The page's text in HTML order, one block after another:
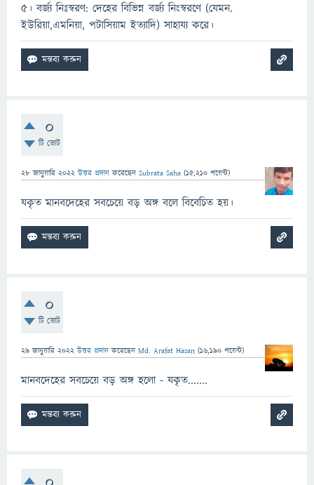
৫। বর্জ্য নিঃস্বরণ: দেহের বিভিন্ন বর্জ্য নিংস্বরণে (যেমন.
ইউরিয়া,এমনিয়া, পটাসিয়াম ইত্যাদি) সাহায্য করে।
0
টি ভোট
28 জানুয়ারি 2022 উত্তর প্রদান করেছেন Subrata Saha (15,210 পয়েন্ট)
যকৃত মানবদেহের সবচেয়ে বড় অঙ্গ বলে বিবেচিত হয়।
0
টি ভোট
29 জানুয়ারি 2022 উত্তর প্রদান করেছেন Md. Arafat Hasan (16,190 পয়েন্ট)
মানবদেহের সবচেয়ে বড় অঙ্গ হলো - যকৃত.......